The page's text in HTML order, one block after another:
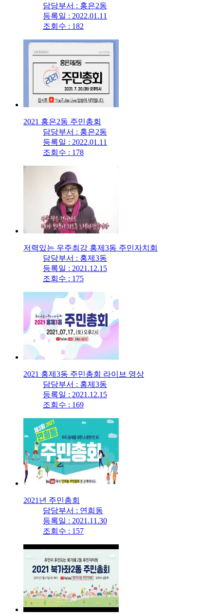
담당부서 : 홍은2동
등록일 : 2022.01.11
조회수 : 182
2021 홍은2동 주민총회
담당부서 : 홍은2동
등록일 : 2022.01.11
조회수 : 178
저력있는 우주최강 홍제3동 주민자치회
담당부서 : 홍제3동
등록일 : 2021.12.15
조회수 : 175
2021 홍제3동 주민총회 라이브 영상
담당부서 : 홍제3동
등록일 : 2021.12.15
조회수 : 169
2021년 주민총회
담당부서 : 연희동
등록일 : 2021.11.30
조회수 : 157